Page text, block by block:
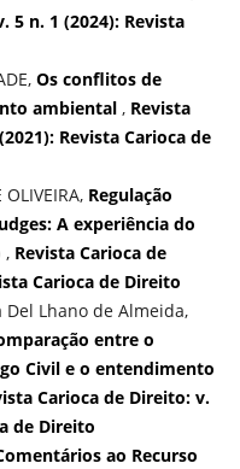
5 n. 1 (2024): Revista
Os conflitos de
ambiental , Revista
Revista Carioca de
OLIVEIRA, Regulação
A experiência do
, Revista Carioca de
Carioca de Direito
Del Lhano de Almeida,
entre o
Civil e o entendimento
Carioca de Direito: v.
de Direito
ao Recurso